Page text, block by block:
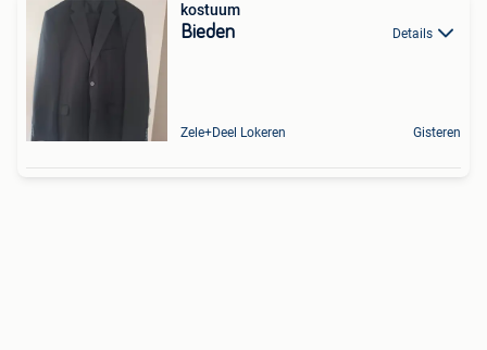
kostuum
Bieden Details
Zele+Deel Lokeren Gisteren